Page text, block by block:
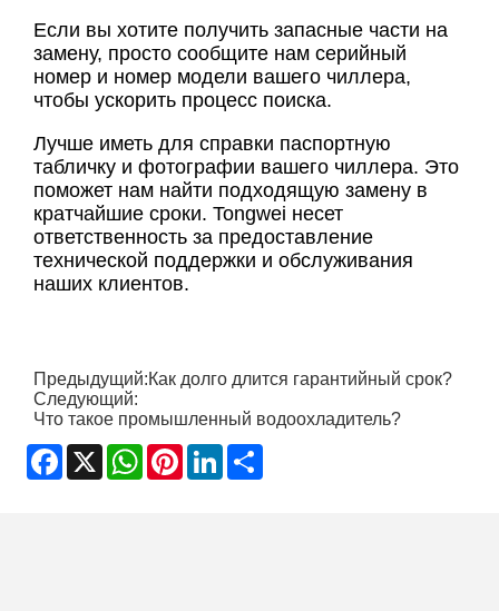
Если вы хотите получить запасные части на
замену, просто сообщите нам серийный
номер и номер модели вашего чиллера,
чтобы ускорить процесс поиска.
Лучше иметь для справки паспортную
табличку и фотографии вашего чиллера. Это
поможет нам найти подходящую замену в
кратчайшие сроки. Tongwei несет
ответственность за предоставление
технической поддержки и обслуживания
наших клиентов.
Предыдущий:Как долго длится гарантийный срок?
Следующий:
Что такое промышленный водоохладитель?
Facebook
X WhatsApp
PinterestLinkedIn